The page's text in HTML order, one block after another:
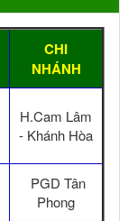
CHI
NHÁNH
H.Cam Lâm
- Khánh Hòa
PGD Tân
Phong